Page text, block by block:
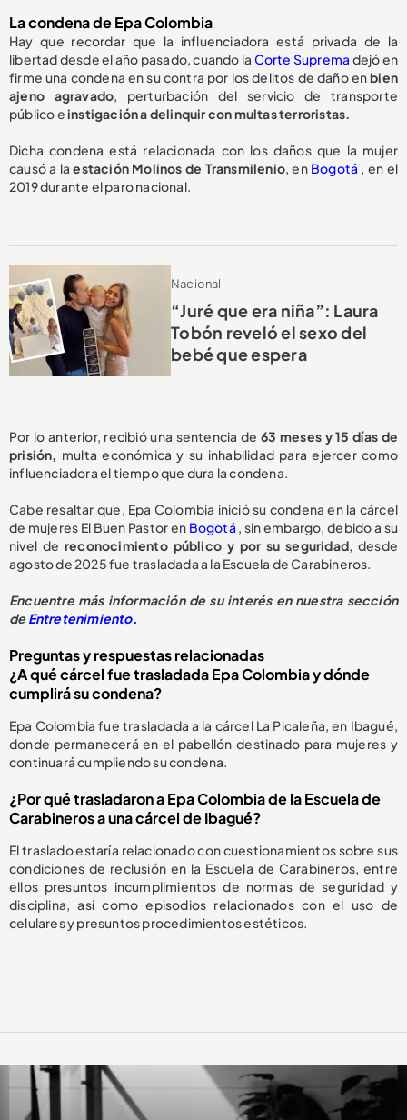
La condena de Epa Colombia
Hay que recordar que la influenciadora está privada de la
libertad desde el año pasado, cuando la Corte Suprema dejó en
firme una condena en su contra por los delitos de daño enbien
ajeno agravado, perturbación del servicio de transporte
público einstigación a delinquir con multas terroristas.
Dicha condena está relacionada con los daños que la mujer
causó a laestación Molinos de Transmilenio, en Bogotá , en el
2019 durante el paro nacional.
Nacional
“Juré que era niña”: Laura
Tobón reveló el sexo del
bebé que espera
Por lo anterior, recibió una sentencia de 63 meses y 15 días de
prisión, multa económica y su inhabilidad para ejercer como
influenciadora el tiempo que dura la condena.
Cabe resaltar que, Epa Colombia inició su condena en la cárcel
de mujeres El Buen Pastor en Bogotá , sin embargo, debido a su
nivel de reconocimiento público y por su seguridad, desde
agosto de 2025 fue trasladada a la Escuela de Carabineros.
Encuentre más información de su interés en nuestra sección
deEntretenimiento.
Preguntas y respuestas relacionadas
¿A qué cárcel fue trasladada Epa Colombia y dónde
cumplirá su condena?
Epa Colombia fue trasladada a la cárcel La Picaleña, en Ibagué,
donde permanecerá en el pabellón destinado para mujeres y
continuará cumpliendo su condena.
¿Por qué trasladaron a Epa Colombia de la Escuela de
Carabineros a una cárcel de Ibagué?
El traslado estaría relacionado con cuestionamientos sobre sus
condiciones de reclusión en la Escuela de Carabineros, entre
ellos presuntos incumplimientos de normas de seguridad y
disciplina, así como episodios relacionados con el uso de
celulares y presuntos procedimientos estéticos.